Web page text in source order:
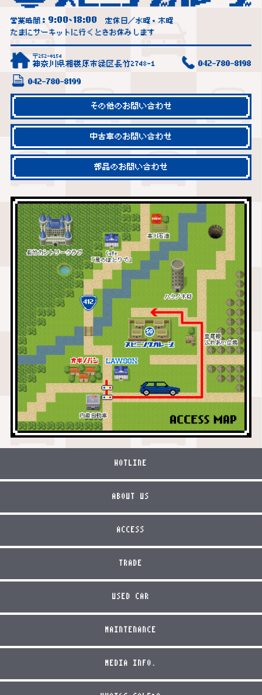
営業時間： 9:00~18:00
定休日／水曜・木曜
たまにサーキットに行くときお休みします
〒252-0154
神奈川県相模原市緑区長竹2748-1 042-780-8198
042-780-8199
その他のお問い合わせ
中古車のお問い合わせ
部品のお問い合わせ
HOTLINE
ABOUT US
ACCESS
TRADE
USED CAR
MAINTENANCE
MEDIA INFO.